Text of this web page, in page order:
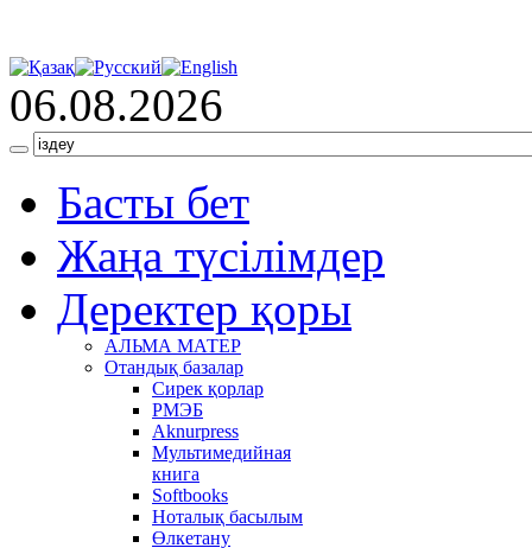
06.08.2026
Басты бет
Жаңа түсілімдер
Деректер қоры
АЛЬМА МАТЕР
Отандық базалар
Сирек қорлар
РМЭБ
Аknurpress
Мультимедийная
книга
Softbooks
Ноталық басылым
Өлкетану